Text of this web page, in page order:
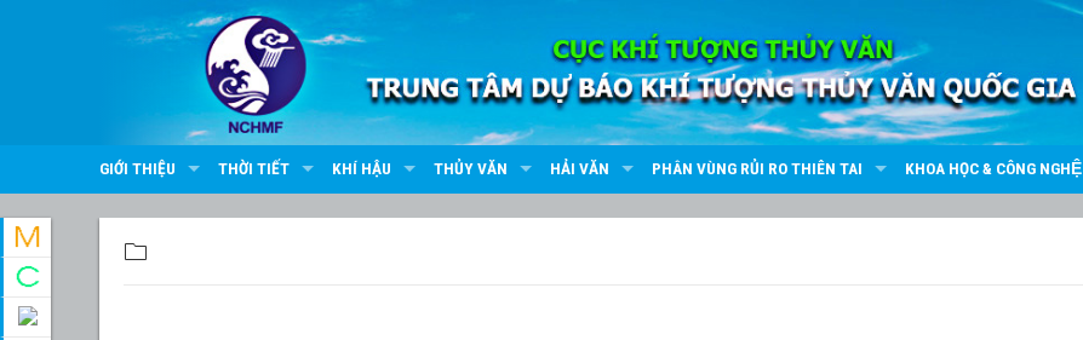
GIỚI THIỆU THỜI TIẾT KHÍ HẬU THỦY VĂN HẢI VĂN PHÂN VÙNG RỦI RO THIÊN TAI KHOA HỌC & CÔNG NGHỆ